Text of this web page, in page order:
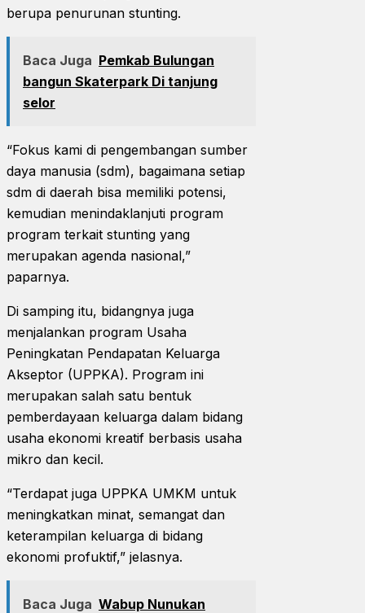
berupa penurunan stunting.
Baca Juga Pemkab Bulungan
bangun Skaterpark Di tanjung
selor
“Fokus kami di pengembangan sumber
daya manusia (sdm), bagaimana setiap
sdm di daerah bisa memiliki potensi,
kemudian menindaklanjuti program
program terkait stunting yang
merupakan agenda nasional,”
paparnya.
Di samping itu, bidangnya juga
menjalankan program Usaha
Peningkatan Pendapatan Keluarga
Akseptor (UPPKA). Program ini
merupakan salah satu bentuk
pemberdayaan keluarga dalam bidang
usaha ekonomi kreatif berbasis usaha
mikro dan kecil.
“Terdapat juga UPPKA UMKM untuk
meningkatkan minat, semangat dan
keterampilan keluarga di bidang
ekonomi profuktif,” jelasnya.
Baca Juga Wabup Nunukan